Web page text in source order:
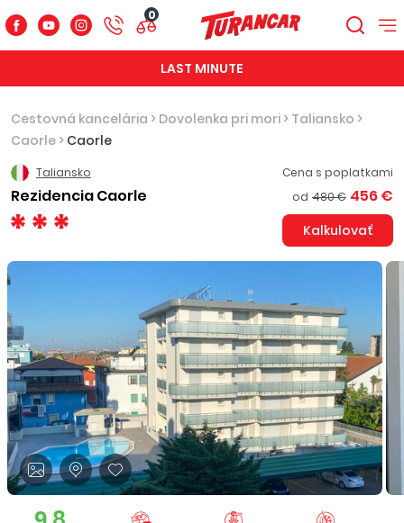
0
LAST MINUTE
Cestovná kancelária > Dovolenka pri mori > Taliansko >
Caorle > Caorle
Taliansko
Rezidencia Caorle
Cena s poplatkami
od 480 € 456 €
Kalkulovať